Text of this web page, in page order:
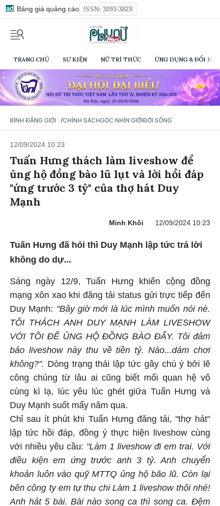
Bảng giá quảng cáo ISSN: 3093-382X
TRANG CHỦ SỰ KIỆN NỮ TRÍ THỨC ỨNG DỤNG & ĐỔI
BÌNH ĐẲNG GIỚI /CHÍNH SÁCHGÓC NHÌN GIỚIĐỜI SỐNG
12/09/2024 10:23
Tuấn Hưng thách làm liveshow để
ủng hộ đồng bào lũ lụt và lời hồi đáp
"ứng trước 3 tỷ" của thợ hát Duy
Mạnh
Minh Khôi 12/09/2024 10:23
Tuấn Hưng đã hỏi thì Duy Mạnh lập tức trả lời
không do dự...
Sáng ngày 12/9, Tuấn Hưng khiến cộng đồng
mạng xôn xao khi đăng tải status gửi trực tiếp đến
Duy Mạnh: "Bây giờ mới là lúc mình muốn nói nè.
TÔI THÁCH ANH DUY MẠNH LÀM LIVESHOW
VỚI TÔI ĐỂ ỦNG HỘ ĐỒNG BÀO ĐẤY. Tôi đảm
bảo liveshow này thu về tiền tỷ. Nào...dám chơi
không?". Dòng trạng thái lập tức gây chú ý bởi lẽ
công chúng từ lâu ai cũng biết mối quan hệ vô
cùng kì lạ, lúc yêu lúc ghét giữa Tuấn Hưng và
Duy Mạnh suốt mấy năm qua.
Chỉ sau ít phút khi Tuấn Hưng đăng tải, "thợ hát"
lập tức hồi đáp, đồng ý thực hiện liveshow cùng
với nhiều yêu cầu: "Làm 1 liveshow đi em trai. Với
điều kiện em ứng trước anh 3 tỷ. Anh chuyển
khoản luôn vào quỹ MTTQ ủng hộ bão lũ. Còn lại
bên công ty em tự thu chi Làm 1 liveshow thôi nhé!
Anh hát 5 bài. Bài nào song ca thì song ca. Đệm